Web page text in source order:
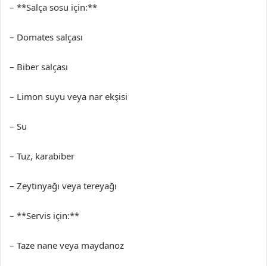
– **Salça sosu için:**
– Domates salçası
– Biber salçası
– Limon suyu veya nar ekşisi
– Su
– Tuz, karabiber
– Zeytinyağı veya tereyağı
– **Servis için:**
– Taze nane veya maydanoz